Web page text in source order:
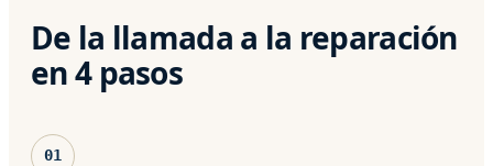
De la llamada a la reparación
en 4 pasos
01